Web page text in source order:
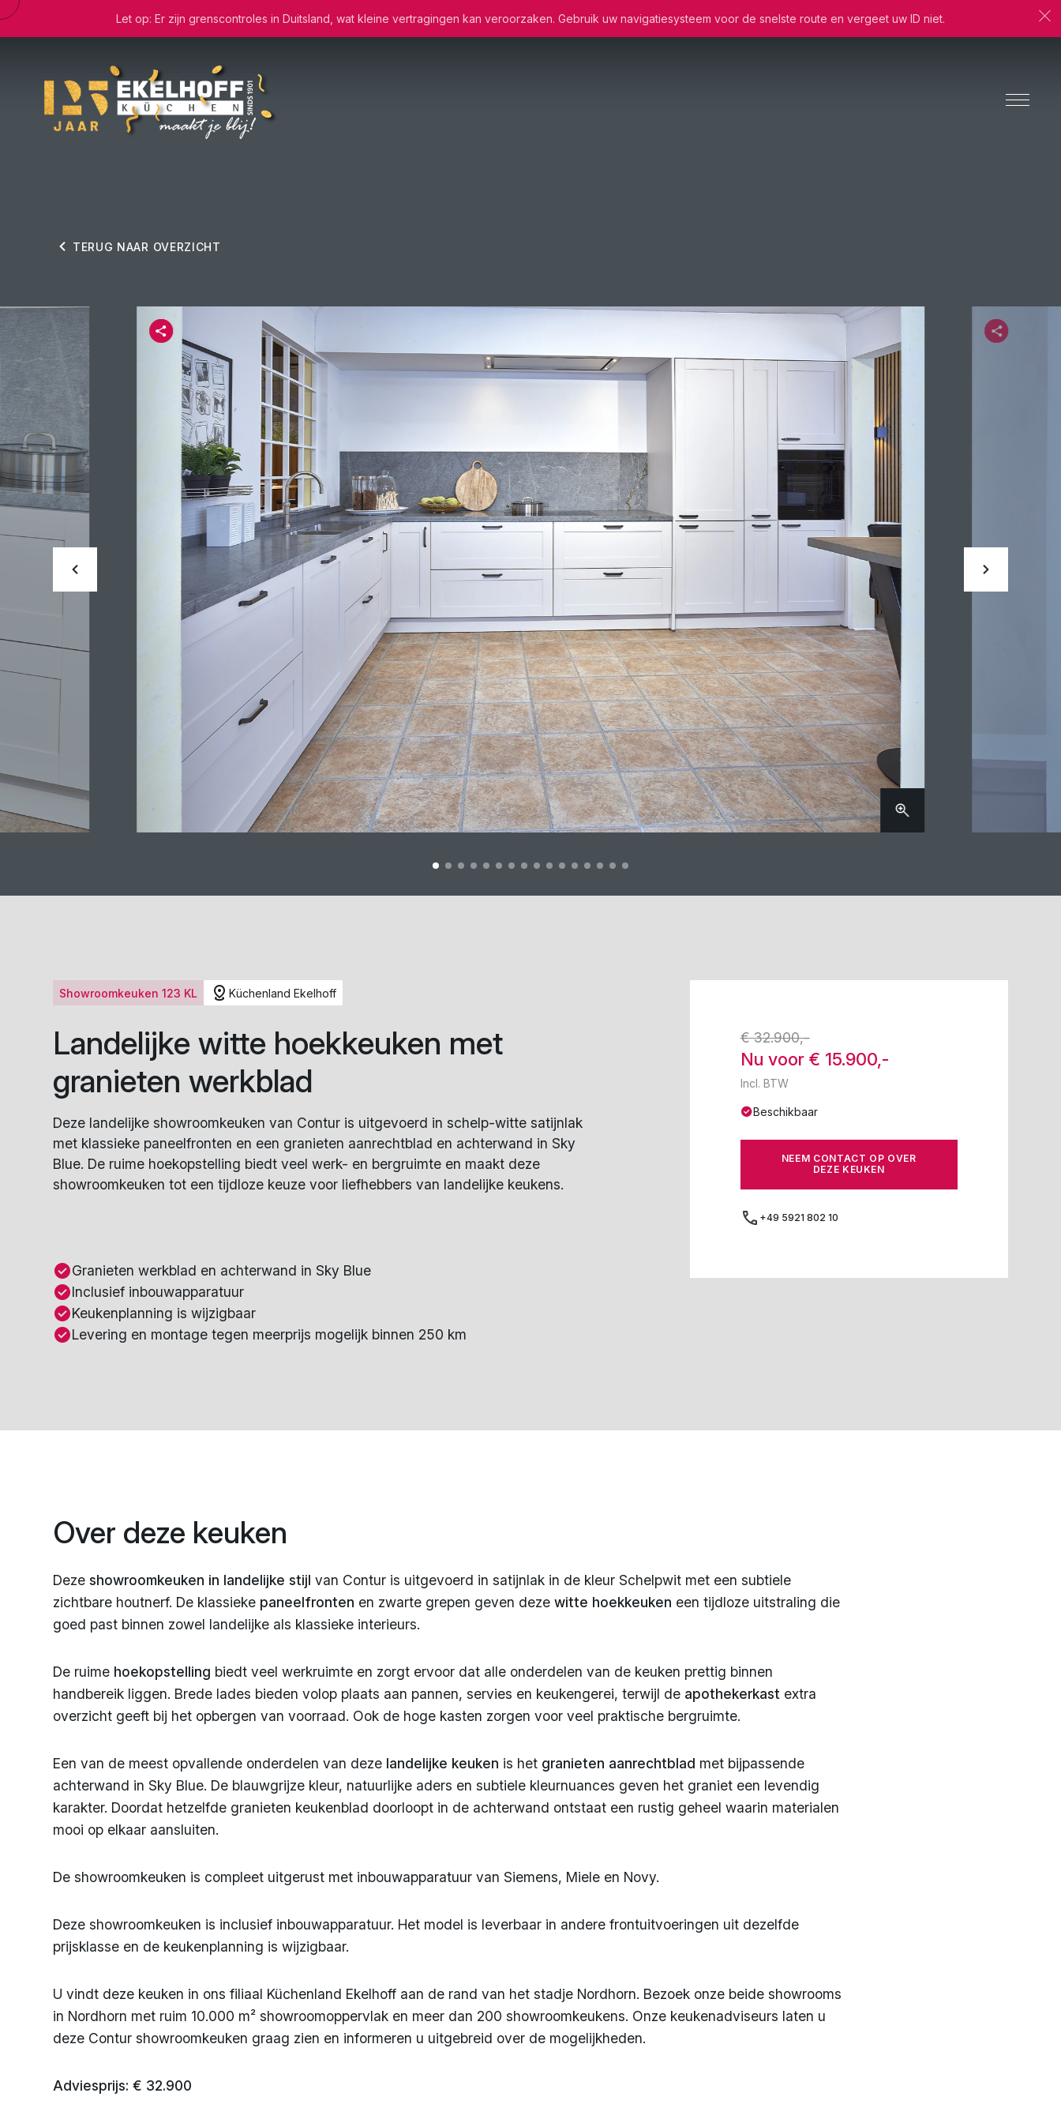
TERUG NAAR OVERZICHT
Showroomkeuken 123 KL Küchenland Ekelhoff
Landelijke witte hoekkeuken met
granieten werkblad
Deze landelijke showroomkeuken van Contur is uitgevoerd in schelp-witte satijnlak
met klassieke paneelfronten en een granieten aanrechtblad en achterwand in Sky
Blue. De ruime hoekopstelling biedt veel werk- en bergruimte en maakt deze
showroomkeuken tot een tijdloze keuze voor liefhebbers van landelijke keukens.
Granieten werkblad en achterwand in Sky Blue
Inclusief inbouwapparatuur
Keukenplanning is wijzigbaar
Levering en montage tegen meerprijs mogelijk binnen 250 km
€ 32.900,-
Nu voor € 15.900,-
Incl. BTW
Beschikbaar
NEEM CONTACT OP OVER
DEZE KEUKEN
+49 5921 802 10
Over deze keuken
Deze showroomkeuken in landelijke stijl van Contur is uitgevoerd in satijnlak in de kleur Schelpwit met een subtiele
zichtbare houtnerf. De klassieke paneelfronten en zwarte grepen geven dezewitte hoekkeuken een tijdloze uitstraling die
goed past binnen zowel landelijke als klassieke interieurs.
De ruime hoekopstelling biedt veel werkruimte en zorgt ervoor dat alle onderdelen van de keuken prettig binnen
handbereik liggen. Brede lades bieden volop plaats aan pannen, servies en keukengerei, terwijl de apothekerkast extra
overzicht geeft bij het opbergen van voorraad. Ook de hoge kasten zorgen voor veel praktische bergruimte.
Een van de meest opvallende onderdelen van deze landelijke keuken is het granieten aanrechtblad met bijpassende
achterwand in Sky Blue. De blauwgrijze kleur, natuurlijke aders en subtiele kleurnuances geven het graniet een levendig
karakter. Doordat hetzelfde granieten keukenblad doorloopt in de achterwand ontstaat een rustig geheel waarin materialen
mooi op elkaar aansluiten.
De showroomkeuken is compleet uitgerust met inbouwapparatuur van Siemens, Miele en Novy.
Deze showroomkeuken is inclusief inbouwapparatuur. Het model is leverbaar in andere frontuitvoeringen uit dezelfde
prijsklasse en de keukenplanning is wijzigbaar.
U vindt deze keuken in ons filiaal Küchenland Ekelhoff aan de rand van het stadje Nordhorn. Bezoek onze beide showrooms
in Nordhorn met ruim 10.000 m² showroomoppervlak en meer dan 200 showroomkeukens. Onze keukenadviseurs laten u
deze Contur showroomkeuken graag zien en informeren u uitgebreid over de mogelijkheden.
Adviesprijs: € 32.900
Let op: Er zijn grenscontroles in Duitsland, wat kleine vertragingen kan veroorzaken. Gebruik uw navigatiesysteem voor de snelste route en vergeet uw ID niet.